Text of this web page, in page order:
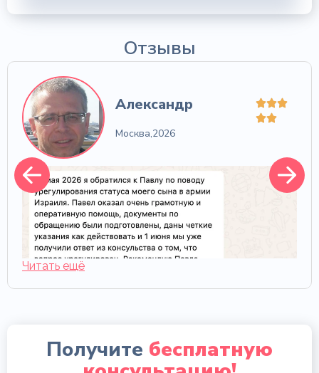
Отзывы
Александр
Москва,2026
Читать ещё
Получите бесплатную